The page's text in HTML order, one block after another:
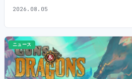
2026.08.05
ニュース